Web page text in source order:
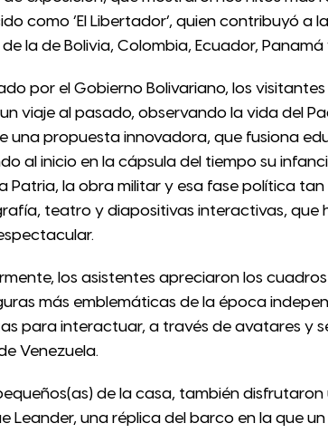
como ‘El Libertador’, quien contribuyó a
la de Bolivia, Colombia, Ecuador, Panamá
por el Gobierno Bolivariano, los
viaje al pasado, observando la vida del
una propuesta innovadora, que fusiona
al inicio en la cápsula del tiempo su
Patria, la obra militar y esa fase política
teatro y diapositivas interactivas, que
los asistentes apreciaron los
más emblemáticas de la época
para interactuar, a través de avatares y
Venezuela.
de la casa, también
Leander, una réplica del barco en la que